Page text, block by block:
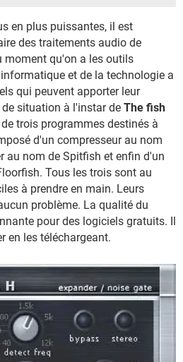
en plus puissantes, il est
des traitements audio de
moment qu'on a les outils
et de la technologie a
qui peuvent apporter leur
situation à l'instar de The fish
trois programmes destinés à
d'un compresseur au nom
au nom de Spitfish et enfin d'un
Tous les trois sont au
à prendre en main. Leurs
problème. La qualité du
pour des logiciels gratuits. Il
en les téléchargeant.